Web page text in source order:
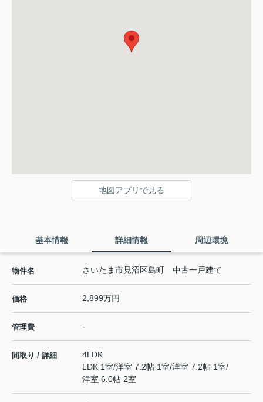
地図アプリで見る
基本情報 詳細情報 周辺環境
物件名 さいたま市見沼区島町 中古一戸建て
価格 2,899万円
管理費 -
間取り / 詳細
4LDK
LDK 1室/洋室 7.2帖 1室/洋室 7.2帖 1室/
洋室 6.0帖 2室